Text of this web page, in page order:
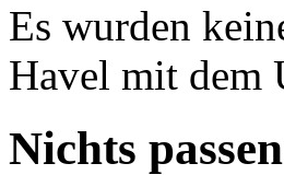
Es wurden
Havel mit dem
Nichts